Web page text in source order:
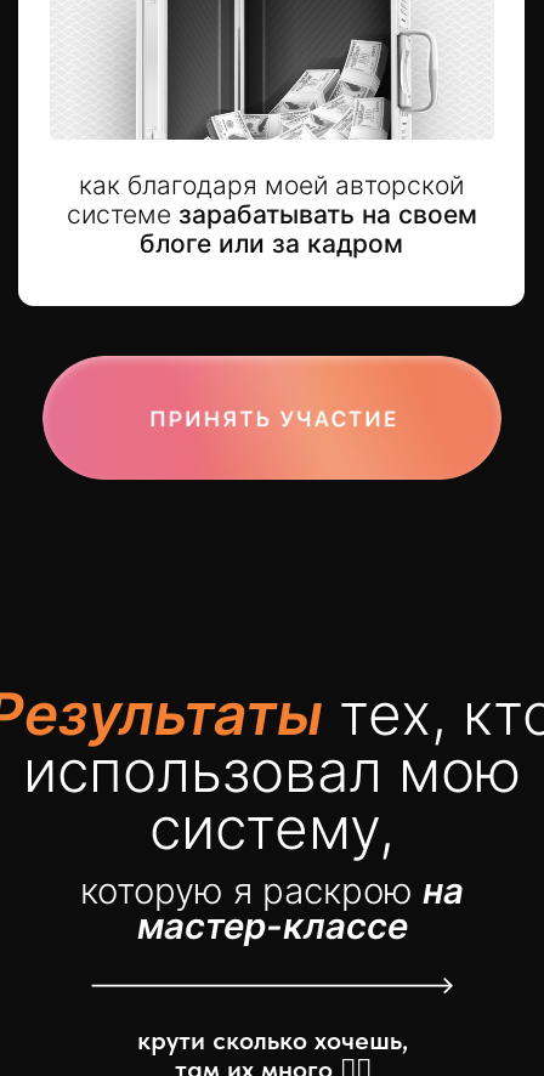
В Инстаграм — 850к.
можно изменить
Наша школа по Reelsвходит
(+ самая крупная школа
по Reels в СНГ).
фонда«Старость в радость».
(Reels & ТикТок)с 2019 года.
Мои ученики набирают
по 600k подписчиков.